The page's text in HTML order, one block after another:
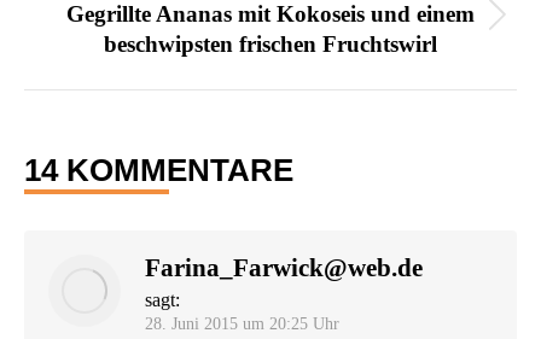
Nächster
Beitrag:
Gegrillte Ananas mit Kokoseis und einem
beschwipsten frischen Fruchtswirl
14 KOMMENTARE
Farina_Farwick@web.de
sagt:
28. Juni 2015 um 20:25 Uhr